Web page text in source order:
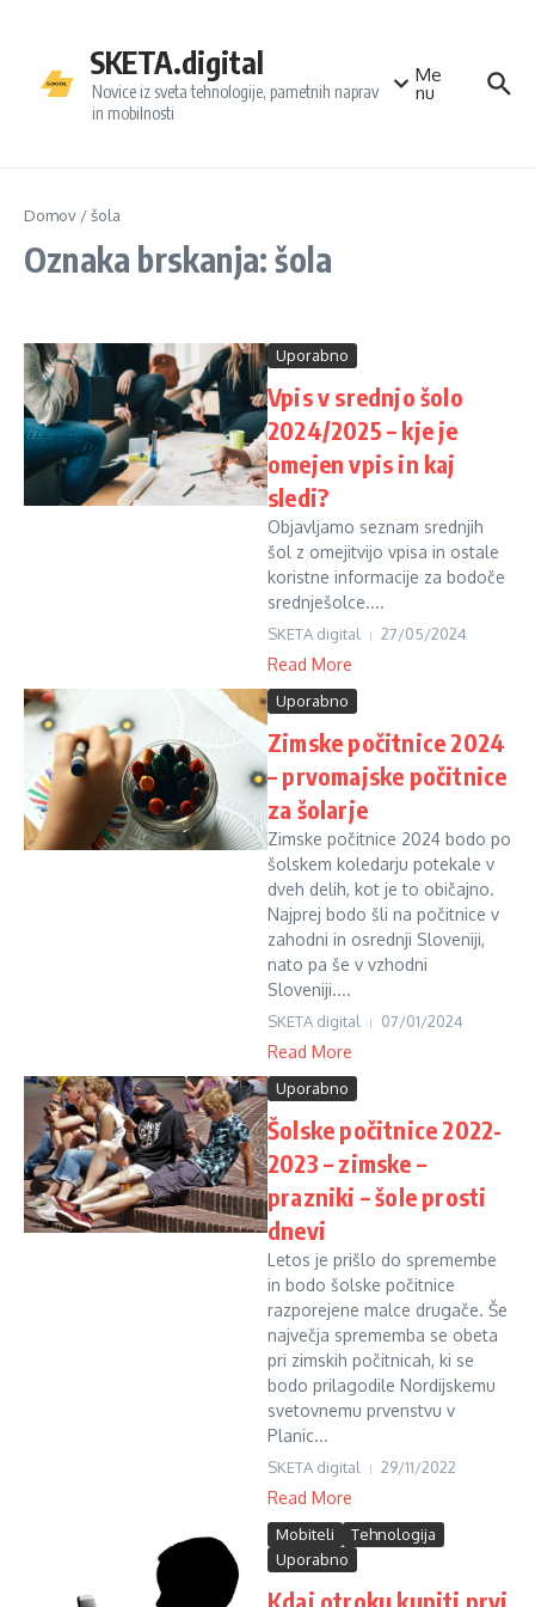
SKETA.digital
Novice iz sveta tehnologije, pametnih naprav
in mobilnosti
Me
nu
Domov /šola
Oznaka brskanja: šola
Uporabno
Vpis v srednjo šolo
2024/2025 – kje je
omejen vpis in kaj
sledi?
Objavljamo seznam srednjih
šol z omejitvijo vpisa in ostale
koristne informacije za bodoče
srednješolce....
SKETA digital 27/05/2024
Read More
Uporabno
Zimske počitnice 2024
– prvomajske počitnice
za šolarje
Zimske počitnice 2024 bodo po
šolskem koledarju potekale v
dveh delih, kot je to običajno.
Najprej bodo šli na počitnice v
zahodni in osrednji Sloveniji,
nato pa še v vzhodni
Sloveniji....
SKETA digital 07/01/2024
Read More
Uporabno
Šolske počitnice 2022-
2023 – zimske –
prazniki – šole prosti
dnevi
Letos je prišlo do spremembe
in bodo šolske počitnice
razporejene malce drugače. Še
največja sprememba se obeta
pri zimskih počitnicah, ki se
bodo prilagodile Nordijskemu
svetovnemu prvenstvu v
Planic...
SKETA digital 29/11/2022
Read More
Mobiteli
Tehnologija
Uporabno
Kdaj otroku kupiti prvi